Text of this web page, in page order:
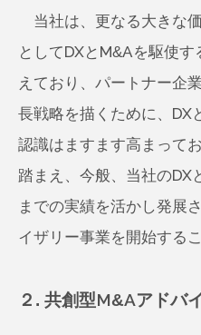
当社は、更なる大きな
としてDXとM&Aを駆使
えており、パートナー企
長戦略を描くために、DX
認識はますます高まって
踏まえ、今般、当社のDX
までの実績を活かし発展
イザリー事業を開始する
２. 共創型M&Aアドバ